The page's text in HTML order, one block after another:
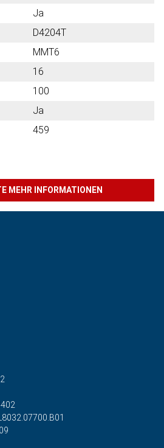
Ja
D4204T
MMT6
16
100
Ja
459
MEHR INFORMATIONEN